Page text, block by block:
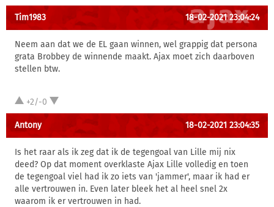
Tim1983 18-02-2021 23:04:24
Neem aan dat we de EL gaan winnen, wel grappig dat persona
grata Brobbey de winnende maakt. Ajax moet zich daarboven
stellen btw.
+2/-0
Antony 18-02-2021 23:04:35
Is het raar als ik zeg dat ik de tegengoal van Lille mij nix
deed? Op dat moment overklaste Ajax Lille volledig en toen
de tegengoal viel had ik zo iets van 'jammer', maar ik had er
alle vertrouwen in. Even later bleek het al heel snel 2x
waarom ik er vertrouwen in had.